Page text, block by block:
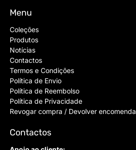
Menu
Coleções
Produtos
Notícias
Contactos
Termos e Condições
Política de Envio
Política de Reembolso
Política de Privacidade
Revogar compra / Devolver encomenda
Contactos